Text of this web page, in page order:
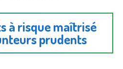
à risque maîtrisé
prudents